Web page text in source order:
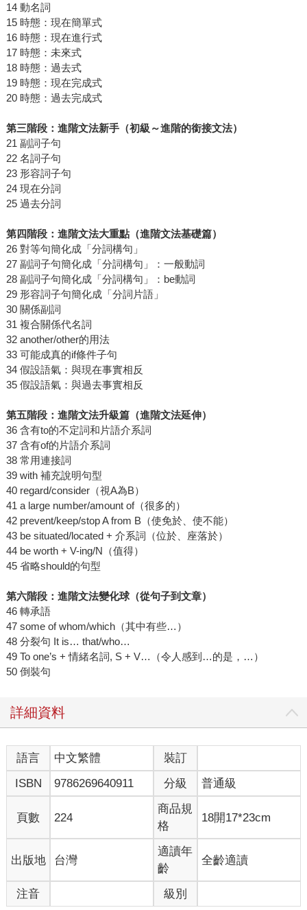
14 動名詞
15 時態：現在簡單式
16 時態：現在進行式
17 時態：未來式
18 時態：過去式
19 時態：現在完成式
20 時態：過去完成式
第三階段：進階文法新手（初級～進階的銜接文法）
21 副詞子句
22 名詞子句
23 形容詞子句
24 現在分詞
25 過去分詞
第四階段：進階文法大重點（進階文法基礎篇）
26 對等句簡化成「分詞構句」
27 副詞子句簡化成「分詞構句」：一般動詞
28 副詞子句簡化成「分詞構句」：be動詞
29 形容詞子句簡化成「分詞片語」
30 關係副詞
31 複合關係代名詞
32 another/other的用法
33 可能成真的if條件子句
34 假設語氣：與現在事實相反
35 假設語氣：與過去事實相反
第五階段：進階文法升級篇（進階文法延伸）
36 含有to的不定詞和片語介系詞
37 含有of的片語介系詞
38 常用連接詞
39 with 補充說明句型
40 regard/consider（視A為B）
41 a large number/amount of（很多的）
42 prevent/keep/stop A from B（使免於、使不能）
43 be situated/located + 介系詞（位於、座落於）
44 be worth + V-ing/N（值得）
45 省略should的句型
第六階段：進階文法變化球（從句子到文章）
46 轉承語
47 some of whom/which（其中有些…）
48 分裂句 It is… that/who…
49 To one’s + 情緒名詞, S + V…（令人感到…的是，…）
50 倒裝句
詳細資料
語言 中文繁體
裝訂
ISBN
9786269640911 分級 普通級
頁數 224
商品規
格
18開17*23cm
出版地 台灣
適讀年
齡
全齡適讀
注音 級別